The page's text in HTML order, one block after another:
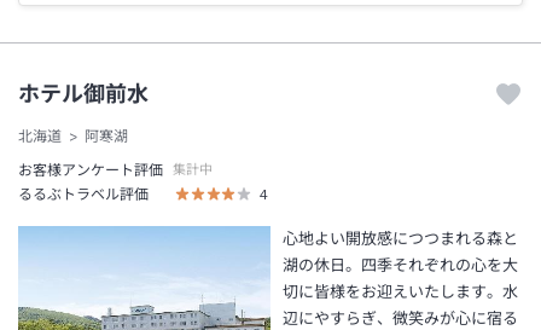
ホテル御前水
北海道
阿寒湖
お客様アンケート評価
集計中
るるぶトラベル評価 4
心地よい開放感につつまれる森と
湖の休日。四季それぞれの心を大
切に皆様をお迎えいたします。水
辺にやすらぎ、微笑みが心に宿る